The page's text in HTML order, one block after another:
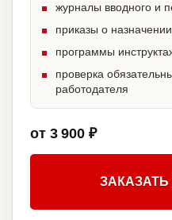
журналы вводного и
приказы о
программы
проверка
работодателя
от 3 900 ₽